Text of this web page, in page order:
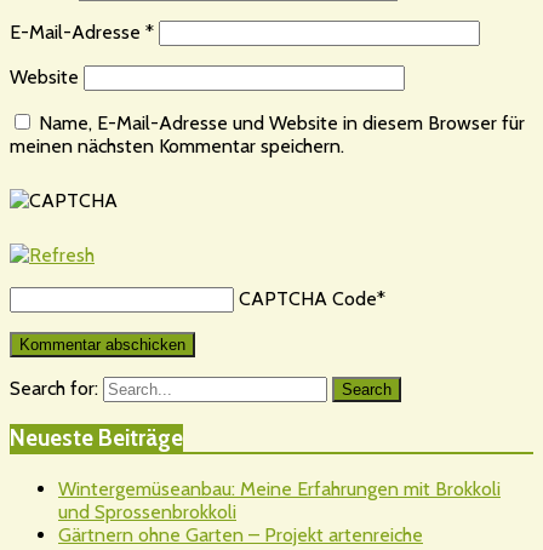
E-Mail-Adresse *
Website
Name, E-Mail-Adresse und Website in diesem Browser für
meinen nächsten Kommentar speichern.
CAPTCHA Code*
Search for: Search
Neueste Beiträge
Wintergemüseanbau: Meine Erfahrungen mit Brokkoli
und Sprossenbrokkoli
Gärtnern ohne Garten – Projekt artenreiche